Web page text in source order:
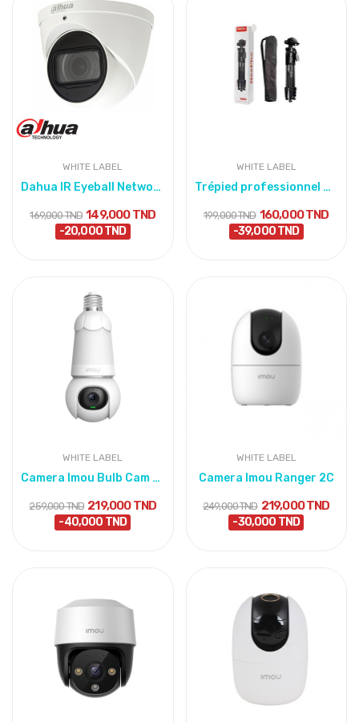
WHITE LABEL
Dahua IR Eyeball Network Camera
169,000 TND 149,000 TND
-20,000 TND
WHITE LABEL
Trépied professionnel NeePho NP-8840 – Support...
199,000 TND 160,000 TND
-39,000 TND
WHITE LABEL
Camera Imou Bulb Cam 2K
259,000 TND 219,000 TND
-40,000 TND
WHITE LABEL
Camera Imou Ranger 2C
249,000 TND 219,000 TND
-30,000 TND